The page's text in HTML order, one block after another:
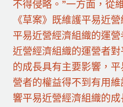
不得侵略。”一方面，從
《草案》既維護平易近
平易近營經濟組織的運
近營經濟組織的運營者
的成長具有主要影響，
營者的權益得不到有用
響平易近營經濟組織的